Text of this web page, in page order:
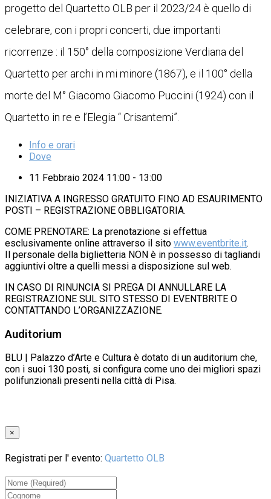
progetto del Quartetto OLB per il 2023/24 è quello di
celebrare, con i propri concerti, due importanti
ricorrenze : il 150° della composizione Verdiana del
Quartetto per archi in mi minore (1867), e il 100° della
morte del M° Giacomo Giacomo Puccini (1924) con il
Quartetto in re e l’Elegia “ Crisantemi”.
Info e orari
Dove
11 Febbraio 2024 11:00 - 13:00
INIZIATIVA A INGRESSO GRATUITO FINO AD ESAURIMENTO
POSTI – REGISTRAZIONE OBBLIGATORIA.
COME PRENOTARE: La prenotazione si effettua
esclusivamente online attraverso il sito www.eventbrite.it.
Il personale della biglietteria NON è in possesso di tagliandi
aggiuntivi oltre a quelli messi a disposizione sul web.
IN CASO DI RINUNCIA SI PREGA DI ANNULLARE LA
REGISTRAZIONE SUL SITO STESSO DI EVENTBRITE O
CONTATTANDO L’ORGANIZZAZIONE.
Auditorium
BLU | Palazzo d’Arte e Cultura è dotato di un auditorium che,
con i suoi 130 posti, si configura come uno dei migliori spazi
polifunzionali presenti nella città di Pisa.
×
Registrati per l' evento: Quartetto OLB